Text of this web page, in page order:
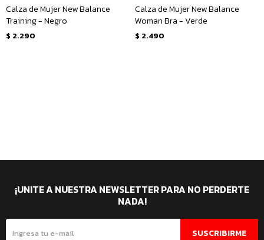
Calza de Mujer New Balance
Training - Negro
$ 2.290
Calza de Mujer New Balance
Woman Bra - Verde
$ 2.490
¡UNITE A NUESTRA NEWSLETTER PARA NO PERDERTE
NADA!
SUSCRIBIRME